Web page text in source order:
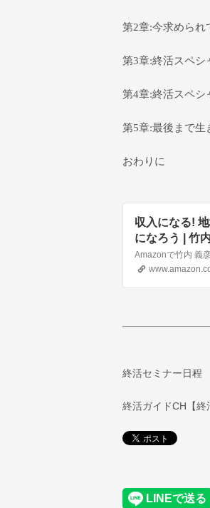
第2章:今求められ
第3章:終活スペシ
第4章:終活スペシ
第5章:最後まで生
おわりに
収入になる!
になろう | 竹
終活セミナー日程
終活ガイドCH【終